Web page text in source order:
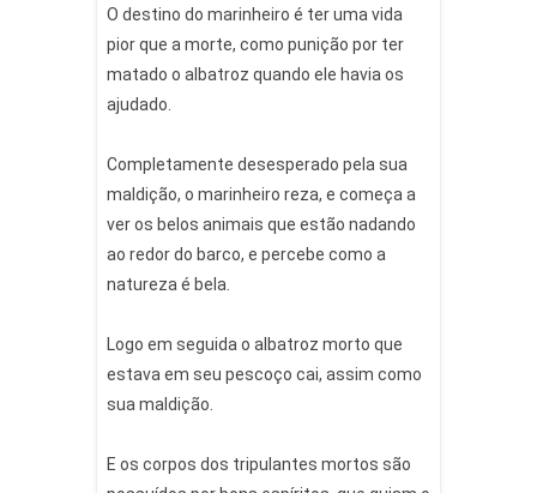
O destino do marinheiro é ter uma vida
pior que a morte, como punição por ter
matado o albatroz quando ele havia os
ajudado.
Completamente desesperado pela sua
maldição, o marinheiro reza, e começa a
ver os belos animais que estão nadando
ao redor do barco, e percebe como a
natureza é bela.
Logo em seguida o albatroz morto que
estava em seu pescoço cai, assim como
sua maldição.
E os corpos dos tripulantes mortos são